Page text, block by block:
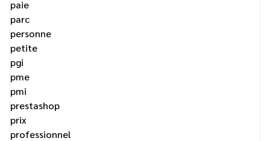
paie
parc
personne
petite
pgi
pme
pmi
prestashop
prix
professionnel